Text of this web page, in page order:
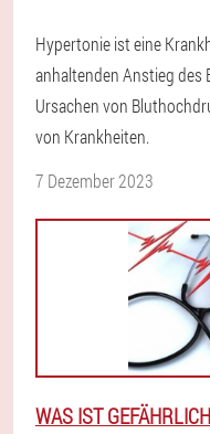
Hypertonie ist eine
anhaltenden Anstieg des
Ursachen von
von Krankheiten.
7 Dezember 2023
WAS IST